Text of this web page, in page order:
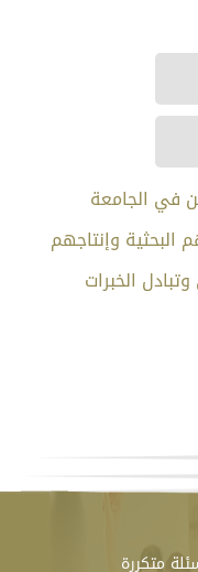
في الجامعة
البحثية وإنتاجهم
الخبرات
متكررة